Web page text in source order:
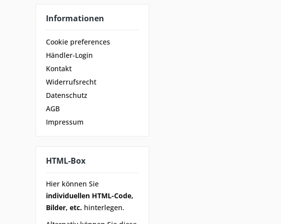
Informationen
Cookie preferences
Händler-Login
Kontakt
Widerrufsrecht
Datenschutz
AGB
Impressum
HTML-Box
Hier können Sie
individuellen HTML-Code,
Bilder, etc. hinterlegen.